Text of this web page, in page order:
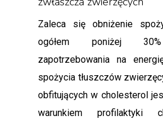
Zaleca się obniżenie
ogółem poniżej
zapotrzebowania na
spożycia tłuszczów
obfitujących w cholesterol
warunkiem profilaktyki